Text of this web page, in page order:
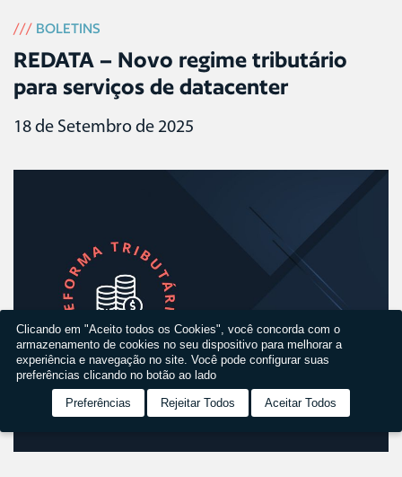
/// BOLETINS
REDATA – Novo regime tributário
para serviços de datacenter
18 de Setembro de 2025
Clicando em "Aceito todos os Cookies", você concorda com o
armazenamento de cookies no seu dispositivo para melhorar a
experiência e navegação no site. Você pode configurar suas
preferências clicando no botão ao lado
Preferências Rejeitar Todos Aceitar Todos